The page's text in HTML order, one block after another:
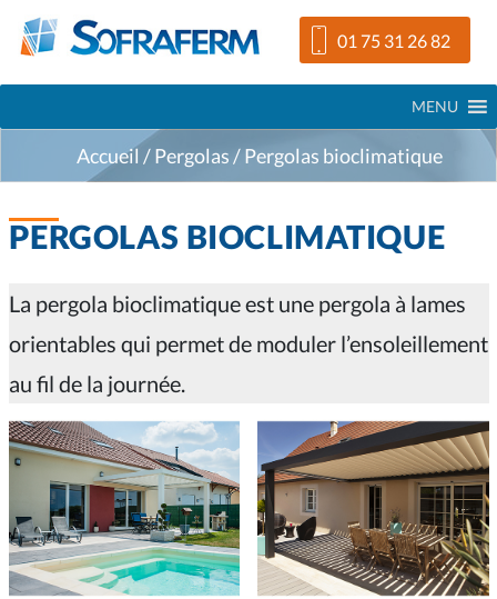
Aller
contenu
Accéder
menu
Accéder
aux
produits
01 75 31 26 82
MENU
Accueil /Pergolas/Pergolas bioclimatique
PERGOLAS BIOCLIMATIQUE
La pergola bioclimatique est une pergola à lames
orientables qui permet de moduler l’ensoleillement
au fil de la journée.